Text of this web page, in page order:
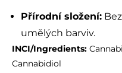
Přírodní složení:
umělých barviv.
INCI/Ingredients:
Cannabidiol